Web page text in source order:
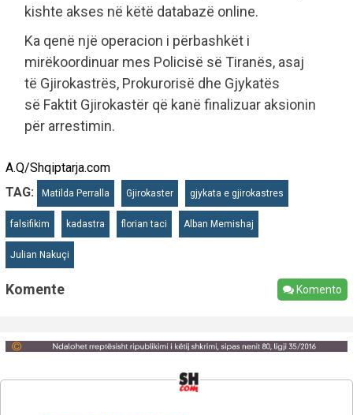
kishte akses në këtë databazë online.
Ka qenë një operacion i përbashkët i
mirëkoordinuar mes Policisë së Tiranës, asaj
të Gjirokastrës, Prokurorisë dhe Gjykatës
së Faktit Gjirokastër që kanë finalizuar aksionin
për arrestimin.
A.Q/Shqiptarja.com
TAG:
Matilda Perralla Gjirokaster gjykata e gjirokastres
falsifikim kadastra florian taci Alban Memishaj
Julian Nakuçi
Komente Komento